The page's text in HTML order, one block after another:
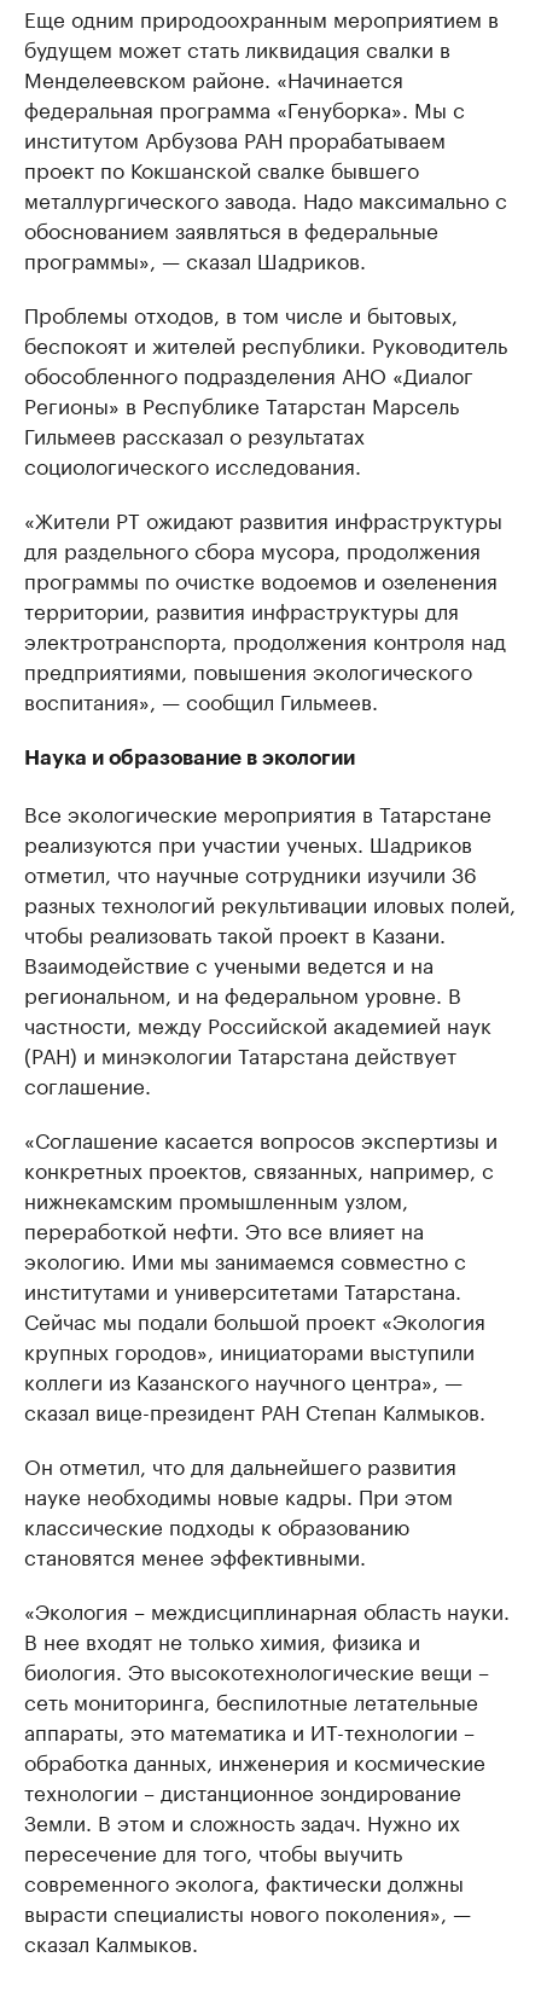
Еще одним природоохранным мероприятием в
будущем может стать ликвидация свалки в
Менделеевском районе. «Начинается
федеральная программа «Генуборка». Мы с
институтом Арбузова РАН прорабатываем
проект по Кокшанской свалке бывшего
металлургического завода. Надо максимально с
обоснованием заявляться в федеральные
программы», — сказал Шадриков.
Проблемы отходов, в том числе и бытовых,
беспокоят и жителей республики. Руководитель
обособленного подразделения АНО «Диалог
Регионы» в Республике Татарстан Марсель
Гильмеев рассказал о результатах
социологического исследования.
«Жители РТ ожидают развития инфраструктуры
для раздельного сбора мусора, продолжения
программы по очистке водоемов и озеленения
территории, развития инфраструктуры для
электротранспорта, продолжения контроля над
предприятиями, повышения экологического
воспитания», — сообщил Гильмеев.
Наука и образование в экологии
Все экологические мероприятия в Татарстане
реализуются при участии ученых. Шадриков
отметил, что научные сотрудники изучили 36
разных технологий рекультивации иловых полей,
чтобы реализовать такой проект в Казани.
Взаимодействие с учеными ведется и на
региональном, и на федеральном уровне. В
частности, между Российской академией наук
(РАН) и минэкологии Татарстана действует
соглашение.
«Соглашение касается вопросов экспертизы и
конкретных проектов, связанных, например, с
нижнекамским промышленным узлом,
переработкой нефти. Это все влияет на
экологию. Ими мы занимаемся совместно с
институтами и университетами Татарстана.
Сейчас мы подали большой проект «Экология
крупных городов», инициаторами выступили
коллеги из Казанского научного центра», —
сказал вице-президент РАН Степан Калмыков.
Он отметил, что для дальнейшего развития
науке необходимы новые кадры. При этом
классические подходы к образованию
становятся менее эффективными.
«Экология – междисциплинарная область науки.
В нее входят не только химия, физика и
биология. Это высокотехнологические вещи –
сеть мониторинга, беспилотные летательные
аппараты, это математика и ИТ-технологии –
обработка данных, инженерия и космические
технологии – дистанционное зондирование
Земли. В этом и сложность задач. Нужно их
пересечение для того, чтобы выучить
современного эколога, фактически должны
вырасти специалисты нового поколения», —
сказал Калмыков.